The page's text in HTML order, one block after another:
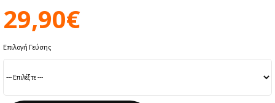
29,90€
Επιλογή Γεύσης